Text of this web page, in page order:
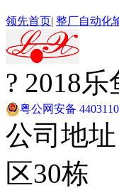
领先首页| 整厂自动化
? 2018
粤公网安备
公司地
区30栋